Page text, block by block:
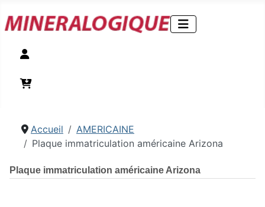
Accueil
AMERICAINE
Plaque immatriculation américaine Arizona
Plaque immatriculation américaine Arizona